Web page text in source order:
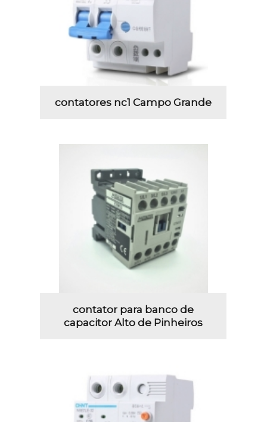
contatores nc1 Campo Grande
contator para banco de
capacitor Alto de Pinheiros